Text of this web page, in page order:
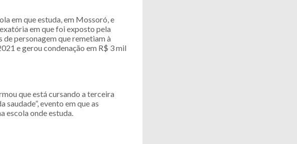
em que estuda, em Mossoró, e
em que foi exposto pela
personagem que remetiam à
e gerou condenação em R$ 3 mil
que está cursando a terceira
saudade”, evento em que as
escola onde estuda.